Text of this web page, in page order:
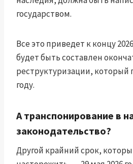
государством.
Все это приведет к концу
будет быть составлен
реструктуризации, который
году.
А транспонирование в
законодательство?
Другой крайний срок,